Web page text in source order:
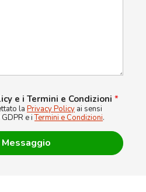
e i Termini e Condizioni *
la Privacy Policy ai sensi
e iTermini e Condizioni.